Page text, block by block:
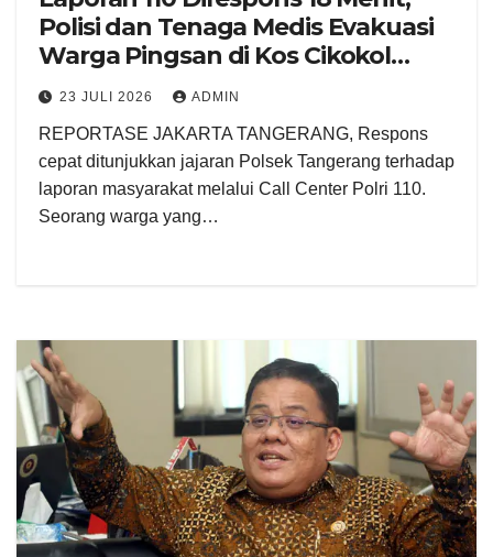
Polisi dan Tenaga Medis Evakuasi
Warga Pingsan di Kos Cikokol
Tangerang
23 JULI 2026 ADMIN
REPORTASE JAKARTA TANGERANG, Respons
cepat ditunjukkan jajaran Polsek Tangerang terhadap
laporan masyarakat melalui Call Center Polri 110.
Seorang warga yang…